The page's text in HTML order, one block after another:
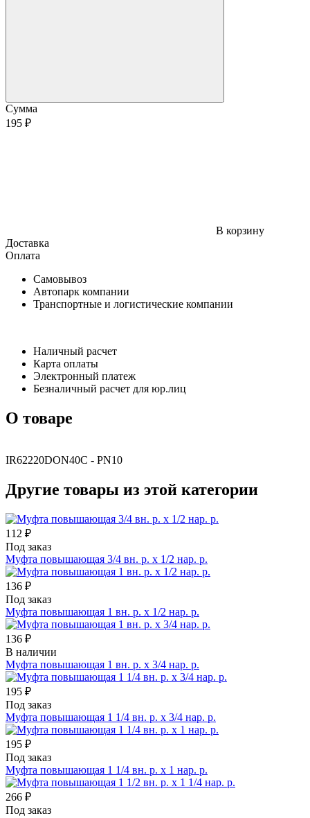
Сумма
195 ₽
В корзину
Доставка
Оплата
Самовывоз
Автопарк компании
Транспортные и логистические компании
Наличный расчет
Карта оплаты
Электронный платеж
Безналичный расчет для юр.лиц
О товаре
IR62220DON40C - PN10
Другие товары из этой категории
112 ₽
Под заказ
Муфта повышающая 3/4 вн. р. х 1/2 нар. р.
136 ₽
Под заказ
Муфта повышающая 1 вн. р. х 1/2 нар. р.
136 ₽
В наличии
Муфта повышающая 1 вн. р. х 3/4 нар. р.
195 ₽
Под заказ
Муфта повышающая 1 1/4 вн. р. х 3/4 нар. р.
195 ₽
Под заказ
Муфта повышающая 1 1/4 вн. р. х 1 нар. р.
266 ₽
Под заказ